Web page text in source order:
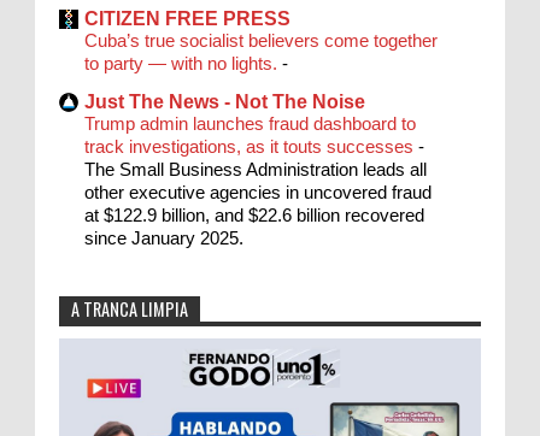
CITIZEN FREE PRESS
Cuba’s true socialist believers come together
to party — with no lights. -
Just The News - Not The Noise
Trump admin launches fraud dashboard to
track investigations, as it touts successes -
The Small Business Administration leads all
other executive agencies in uncovered fraud
at $122.9 billion, and $22.6 billion recovered
since January 2025.
A TRANCA LIMPIA